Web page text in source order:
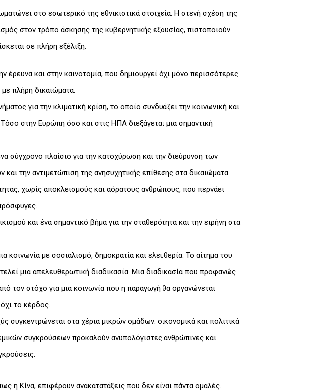
στο εσωτερικό της εθνικιστικά στοιχεία. Η στενή σχέση της
στον τρόπο άσκησης της κυβερνητικής εξουσίας, πιστοποιούν
σε πλήρη εξέλιξη.
και στην καινοτομία, που δημιουργεί όχι μόνο περισσότερες
πλήρη δικαιώματα.
για την κλιματική κρίση, το οποίο συνδυάζει την κοινωνική και
στην Ευρώπη όσο και στις ΗΠΑ διεξάγεται μια σημαντική
σύγχρονο πλαίσιο για την κατοχύρωση και την διεύρυνση των
την αντιμετώπιση της ανησυχητικής επίθεσης στα δικαιώματα
χωρίς αποκλεισμούς και αόρατους ανθρώπους, που περνάει
και ένα σημαντικό βήμα για την σταθερότητα και την ειρήνη στα
κοινωνία με σοσιαλισμό, δημοκρατία και ελευθερία. Το αίτημα του
μια απελευθερωτική διαδικασία. Μια διαδικασία που προφανώς
τον στόχο για μια κοινωνία που η παραγωγή θα οργανώνεται
το κέρδος.
συγκεντρώνεται στα χέρια μικρών ομάδων. οικονομικά και πολιτικά
συγκρούσεων προκαλούν ανυπολόγιστες ανθρώπινες και
η Κίνα, επιφέρουν ανακατατάξεις που δεν είναι πάντα ομαλές.